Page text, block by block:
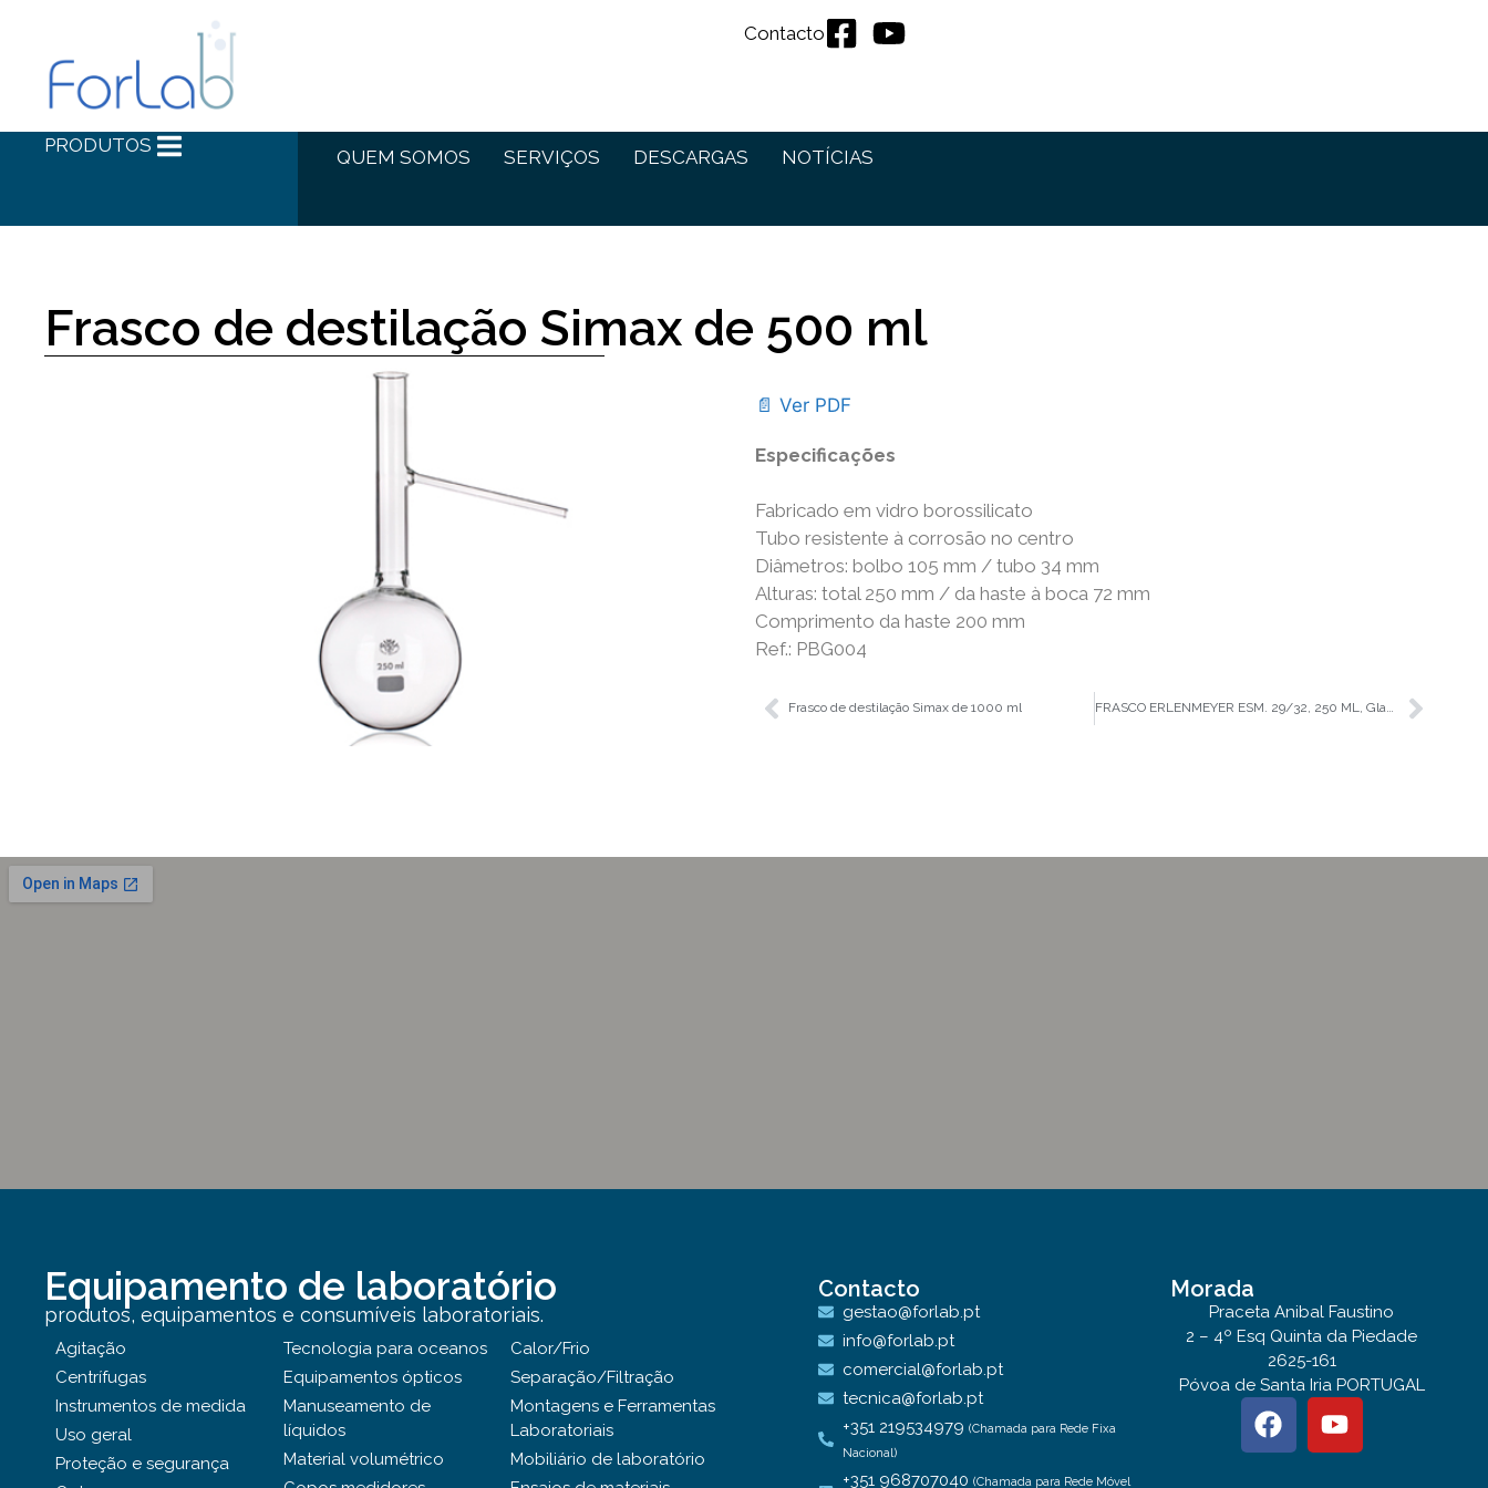
Contacto
PRODUTOS
QUEM SOMOS SERVIÇOS DESCARGAS NOTÍCIAS
Frasco de destilação Simax de 500 ml
📄 Ver PDF
Especificações
Fabricado em vidro borossilicato
Tubo resistente à corrosão no centro
Diâmetros: bolbo 105 mm / tubo 34 mm
Alturas: total 250 mm / da haste à boca 72 mm
Comprimento da haste 200 mm
Ref.: PBG004
Frasco de destilação Simax de 1000 ml FRASCO ERLENMEYER ESM. 29/32, 250 ML, Glassco
Equipamento de laboratório
produtos, equipamentos e consumíveis laboratoriais.
Agitação
Centrífugas
Instrumentos de medida
Uso geral
Proteção e segurança
Tecnologia para oceanos
Equipamentos ópticos
Manuseamento de
líquidos
Material volumétrico
Calor/Frio
Separação/Filtração
Montagens e Ferramentas
Laboratoriais
Mobiliário de laboratório
Contacto
gestao@forlab.pt
info@forlab.pt
comercial@forlab.pt
tecnica@forlab.pt
+351 219534979(Chamada para Rede Fixa
Nacional)
+351 968707040(Chamada para Rede Móvel
Morada
Praceta Anibal Faustino
2 – 4º Esq Quinta da Piedade
2625-161
Póvoa de Santa Iria PORTUGAL